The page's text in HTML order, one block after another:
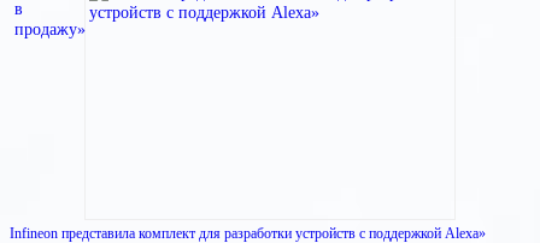
Infineon представила комплект для разработки устройств с поддержкой Alexa»